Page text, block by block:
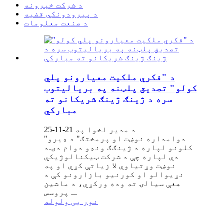
د شرکت خبرونه
د پیرودونکي قضیه
د صنعت معلومات
د "فکري ملکیت معیارونو پلي
کولو" تصدیق پلټنه په بریالیتوب
سره د ژینګ ژینګ شریکانو ته
مبارکي
د مدیر لخوا په 21-11-25
"دوامداره نوښت او پرمختګ" د ډیرو
کلونو لپاره د ژینګګ ونډو دوام دی.د
دې لپاره چې د شرکت ټیکنالوژیکي
نوښت وړتیاوې لا زیاتې کړي او په
نړیوالو او کورنیو بازارونو کې د
هغې سیالۍ ته وده ورکړي، د ماشین
پروسس ...
نور یی ولوله